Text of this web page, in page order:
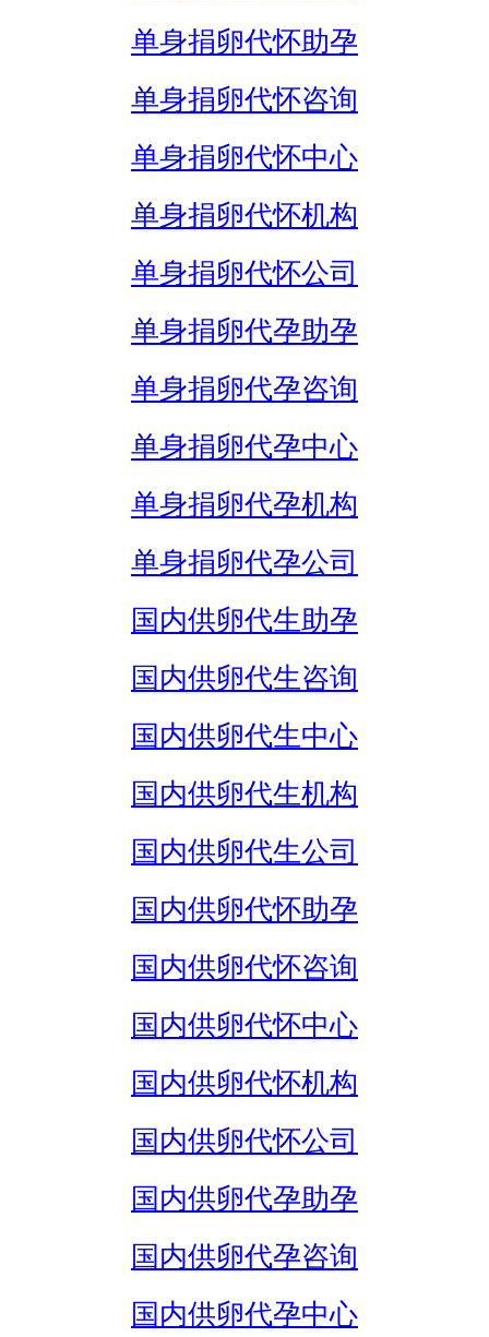
单身捐卵代怀助孕
单身捐卵代怀咨询
单身捐卵代怀中心
单身捐卵代怀机构
单身捐卵代怀公司
单身捐卵代孕助孕
单身捐卵代孕咨询
单身捐卵代孕中心
单身捐卵代孕机构
单身捐卵代孕公司
国内供卵代生助孕
国内供卵代生咨询
国内供卵代生中心
国内供卵代生机构
国内供卵代生公司
国内供卵代怀助孕
国内供卵代怀咨询
国内供卵代怀中心
国内供卵代怀机构
国内供卵代怀公司
国内供卵代孕助孕
国内供卵代孕咨询
国内供卵代孕中心